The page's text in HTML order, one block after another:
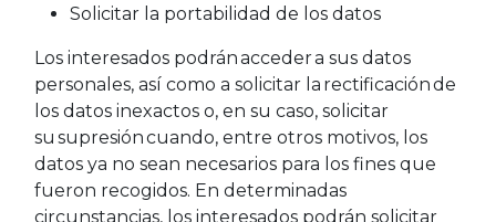
Solicitar la portabilidad de los datos
Los interesados podrán acceder a sus datos
personales, así como a solicitar la rectificación de
los datos inexactos o, en su caso, solicitar
su supresión cuando, entre otros motivos, los
datos ya no sean necesarios para los fines que
fueron recogidos. En determinadas
circunstancias, los interesados podrán solicitar